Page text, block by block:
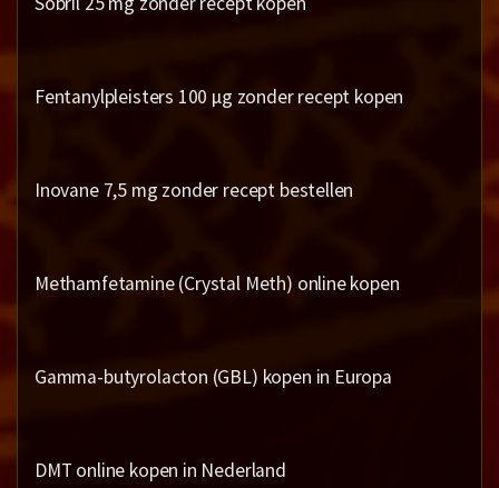
Fentanylpleisters 100 µg zonder recept kopen
Inovane 7,5 mg zonder recept bestellen
Methamfetamine (Crystal Meth) online kopen
Gamma-butyrolacton (GBL) kopen in Europa
DMT online kopen in Nederland